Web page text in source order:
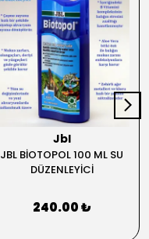
Jbl
JBL BİOTOPOL 100 ML SU
DÜZENLEYİCİ
240.00 ₺